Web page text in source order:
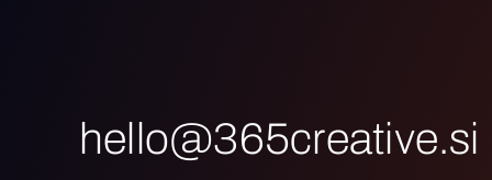
hello@365creative.si